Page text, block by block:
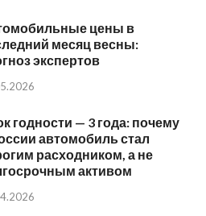
цены в
месяц весны:
экспертов
годности — 3 года: почему
автомобиль стал
расходником, а не
активом